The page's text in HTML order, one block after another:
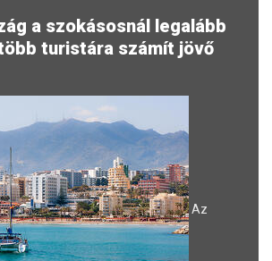
a szokásosnál legalább
turistára számít jövő
Az